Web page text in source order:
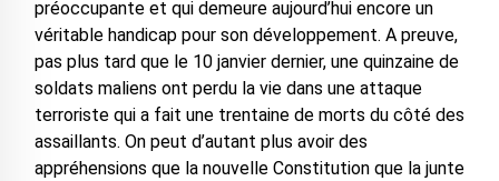
préoccupante et qui demeure aujourd’hui encore un
véritable handicap pour son développement. A preuve,
pas plus tard que le 10 janvier dernier, une quinzaine de
soldats maliens ont perdu la vie dans une attaque
terroriste qui a fait une trentaine de morts du côté des
assaillants. On peut d’autant plus avoir des
appréhensions que la nouvelle Constitution que la junte